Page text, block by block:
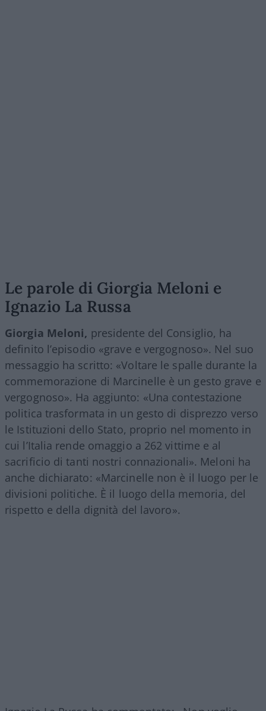
Le parole di Giorgia Meloni e
Ignazio La Russa
Giorgia Meloni, presidente del Consiglio, ha
definito l’episodio «grave e vergognoso». Nel suo
messaggio ha scritto: «Voltare le spalle durante la
commemorazione di Marcinelle è un gesto grave e
vergognoso». Ha aggiunto: «Una contestazione
politica trasformata in un gesto di disprezzo verso
le Istituzioni dello Stato, proprio nel momento in
cui l’Italia rende omaggio a 262 vittime e al
sacrificio di tanti nostri connazionali». Meloni ha
anche dichiarato: «Marcinelle non è il luogo per le
divisioni politiche. È il luogo della memoria, del
rispetto e della dignità del lavoro».